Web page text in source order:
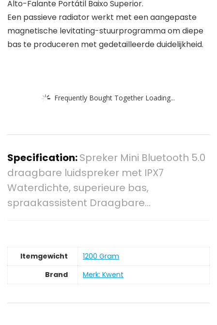
Alto-Falante Portátil Baixo Superior.
Een passieve radiator werkt met een aangepaste
magnetische levitating-stuurprogramma om diepe
bas te produceren met gedetailleerde duidelijkheid.
Frequently Bought Together Loading...
Specification:Spreker Mini Bluetooth 5.0
draagbare luidspreker met IPX7
Waterdichte, superieure bas,
spraakassistent Draagbare…
Itemgewicht
‎1200 Gram
Brand
Merk: Kwent